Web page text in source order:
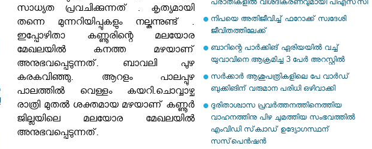
പരാതികളില്‍ വിശദീകരണവുമായി പിഎസ്‌സി
നിപയെ അതിജീവിച്ച് ഫറോക്ക് സ്വദേശി
ജീവിതത്തിലേക്ക്
ബാറിന്റെ പാര്‍ക്കിങ് ഏരിയയില്‍ വച്ച്
യുവാവിനെ ആക്രമിച്ച 3 പേര്‍ അറസ്റ്റില്‍
സര്‍ക്കാര്‍ ആശുപത്രികളിലെ പേ വാര്‍ഡ്
ബുക്കിങിന് വരുമാന പരിധി ഒഴിവാക്കി
ദുരിതാശ്വാസ പ്രവര്‍ത്തനത്തിനെത്തിയ
വാഹനത്തിനു പിഴ ചുമത്തിയ സംഭവത്തില്‍
എംവിഡി സ്‌ക്വാഡ് ഉദ്യോഗസ്ഥന്
സസ്‌പെന്‍ഷന്‍
സാധ്യത പ്രവചിക്കുന്നത് . കൃത്യമായി
തന്നെ മുന്നറിയിപ്പുകളും നല്കുന്നുണ്ട് .
ഇപ്പോഴിതാ കണ്ണൂരിന്റെ മലയോര
മേഖലയിൽ കനത്ത മഴയാണ്
അനുഭവപ്പെടുന്നത്. ബാവലി പുഴ
കരകവിഞ്ഞു. ആറളം പാലപ്പുഴ
പാലത്തിൽ വെള്ളം കയറി.ചൊവ്വാഴ്ച
രാത്രി മുതൽ ശക്തമായ മഴയാണ് കണ്ണൂർ
ജില്ലയിലെ മലയോര മേഖലയിൽ
അനുഭവപ്പെടുന്നത്.